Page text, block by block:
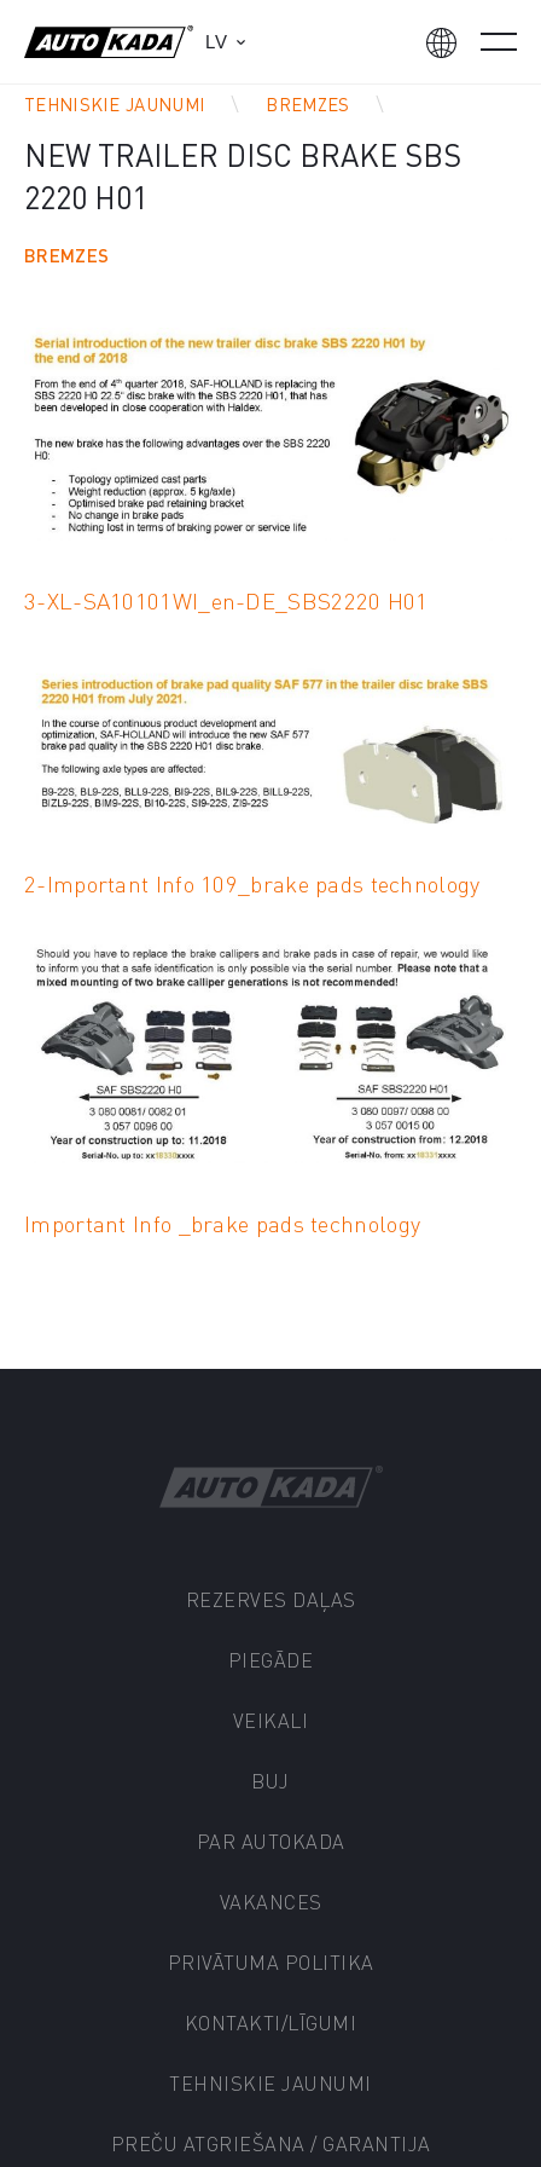
LV
TEHNISKIE JAUNUMI BREMZES
NEW TRAILER DISC BRAKE SBS
2220 H01
BREMZES
3-XL-SA10101WI_en-DE_SBS2220 H01
2-Important Info 109_brake pads technology
Important Info _brake pads technology
REZERVES DAĻAS
PIEGĀDE
VEIKALI
BUJ
PAR AUTOKADA
VAKANCES
PRIVĀTUMA POLITIKA
KONTAKTI/LĪGUMI
TEHNISKIE JAUNUMI
PREČU ATGRIEŠANA / GARANTIJA